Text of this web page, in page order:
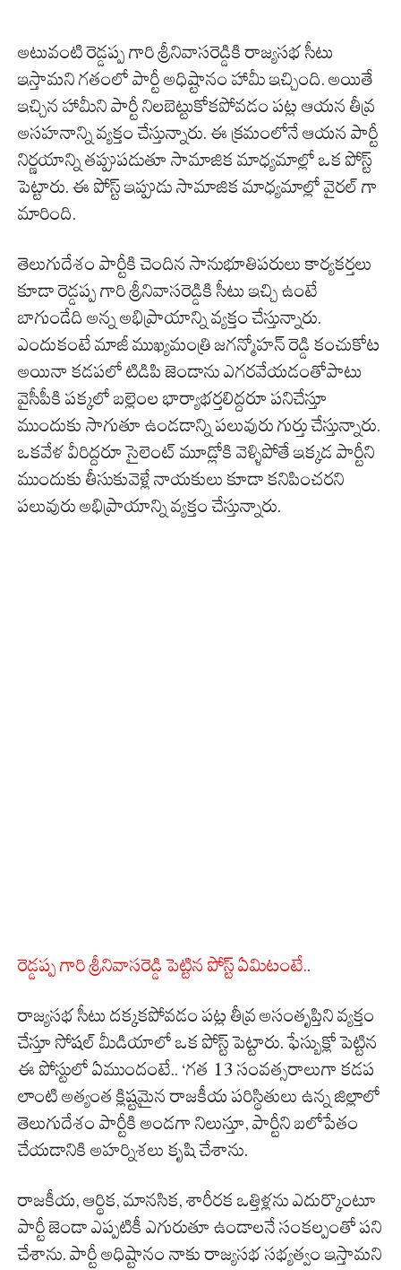
అటువంటి రెడ్డప్ప గారి శ్రీనివాసరెడ్డికి రాజ్యసభ సీటు
ఇస్తామని గతంలో పార్టీ అధిష్టానం హామీ ఇచ్చింది. అయితే
ఇచ్చిన హామీని పార్టీ నిలబెట్టుకోకపోవడం పట్ల ఆయన తీవ్ర
అసహనాన్ని వ్యక్తం చేస్తున్నారు. ఈ క్రమంలోనే ఆయన పార్టీ
నిర్ణయాన్ని తప్పుపడుతూ సామాజిక మాధ్యమాల్లో ఒక పోస్ట్
పెట్టారు. ఈ పోస్ట్ ఇప్పుడు సామాజిక మాధ్యమాల్లో వైరల్ గా
మారింది.
తెలుగుదేశం పార్టీకి చెందిన సానుభూతిపరులు కార్యకర్తలు
కూడా రెడ్డప్ప గారి శ్రీనివాసరెడ్డికి సీటు ఇచ్చి ఉంటే
బాగుండేది అన్న అభిప్రాయాన్ని వ్యక్తం చేస్తున్నారు.
ఎందుకంటే మాజీ ముఖ్యమంత్రి జగన్మోహన్ రెడ్డి కంచుకోట
అయినా కడపలో టిడిపి జెండాను ఎగరవేయడంతోపాటు
వైసీపీకి పక్కలో బల్లెంల భార్యాభర్తలిద్దరూ పనిచేస్తూ
ముందుకు సాగుతూ ఉండడాన్ని పలువురు గుర్తు చేస్తున్నారు.
ఒకవేళ వీరిద్దరూ సైలెంట్ మూడ్లోకి వెళ్ళిపోతే ఇక్కడ పార్టీని
ముందుకు తీసుకువెళ్లే నాయకులు కూడా కనిపించరని
పలువురు అభిప్రాయాన్ని వ్యక్తం చేస్తున్నారు.
రెడ్డప్ప గారి శ్రీనివాసరెడ్డి పెట్టిన పోస్ట్ ఏమిటంటే..
రాజ్యసభ సీటు దక్కకపోవడం పట్ల తీవ్ర అసంతృప్తిని వ్యక్తం
చేస్తూ సోషల్ మీడియాలో ఒక పోస్ట్ పెట్టారు. ఫేస్బుక్లో పెట్టిన
ఈ పోస్టులో ఏముందంటే.. ‘గత 13 సంవత్సరాలుగా కడప
లాంటి అత్యంత క్లిష్టమైన రాజకీయ పరిస్థితులు ఉన్న జిల్లాలో
తెలుగుదేశం పార్టీకి అండగా నిలుస్తూ, పార్టీని బలోపేతం
చేయడానికి అహర్నిశలు కృషి చేశాను.
రాజకీయ, ఆర్థిక, మానసిక, శారీరక ఒత్తిళ్లను ఎదుర్కొంటూ
పార్టీ జెండా ఎప్పటికీ ఎగురుతూ ఉండాలనే సంకల్పంతో పని
చేశాను. పార్టీ అధిష్టానం నాకు రాజ్యసభ సభ్యత్వం ఇస్తామని